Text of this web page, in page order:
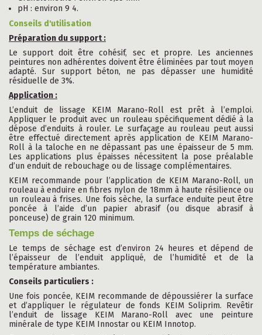
pH : environ 9 4.
Conseils d'utilisation
Préparation du support :
Le support doit être cohésif, sec et propre. Les anciennes
peintures non adhérentes doivent être éliminées par tout moyen
adapté. Sur support béton, ne pas dépasser une humidité
résiduelle de 3%.
Application :
L’enduit de lissage KEIM Marano-Roll est prêt à l’emploi.
Appliquer le produit avec un rouleau spécifiquement dédié à la
dépose d’enduits à rouler. Le surfaçage au rouleau peut aussi
être effectué directement après application de KEIM Marano-
Roll à la taloche en ne dépassant pas une épaisseur de 5 mm.
Les applications plus épaisses nécessitent la pose préalable
d’un enduit de rebouchage ou de lissage complémentaires.
KEIM recommande pour l’application de KEIM Marano-Roll, un
rouleau à enduire en fibres nylon de 18mm à haute résilience ou
un rouleau à frises. Une fois sèche, la surface enduite peut être
poncée à l’aide d’un papier abrasif (ou disque abrasif à
ponceuse) de grain 120 minimum.
Temps de séchage
Le temps de séchage est d’environ 24 heures et dépend de
l’épaisseur de l’enduit appliqué, de l’humidité et de la
température ambiantes.
Conseils particuliers :
Une fois poncée, KEIM recommande de dépoussiérer la surface
et d’appliquer le régulateur de fonds KEIM Soliprim. Revêtir
l’enduit de lissage KEIM Marano-Roll avec une peinture
minérale de type KEIM Innostar ou KEIM Innotop.